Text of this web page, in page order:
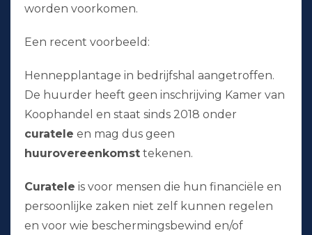
worden voorkomen.
Een recent voorbeeld:
Hennepplantage in bedrijfshal aangetroffen.
De huurder heeft geen inschrijving Kamer van
Koophandel en staat sinds 2018 onder
curatele en mag dus geen
huurovereenkomst tekenen.
Curatele is voor mensen die hun financiële en
persoonlijke zaken niet zelf kunnen regelen
en voor wie beschermingsbewind en/of